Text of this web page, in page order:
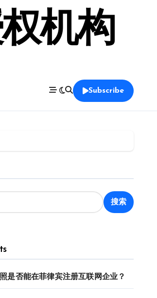
机构
Subscribe
搜索
是否能在菲律宾注册互联网企业？